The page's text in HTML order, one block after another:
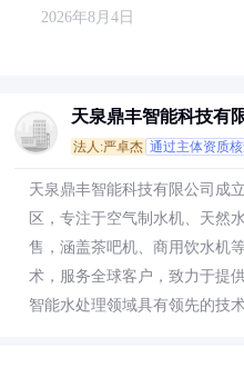
2026年8月4日
天泉鼎丰智能科技有
法人:严卓杰 通过主体资质
天泉鼎丰智能科技有限公司成
区，专注于空气制水机、天然
售，涵盖茶吧机、商用饮水机
术，服务全球客户，致力于提
智能水处理领域具有领先的技